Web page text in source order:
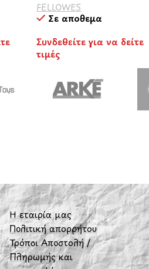
FELLOWES
Σε απόθεμα
Συνδεθείτε για να δείτε
τιμές
Η εταιρία μας
Πολιτική απορρήτου
Τρόποι Αποστολή /
Πληρωμής και